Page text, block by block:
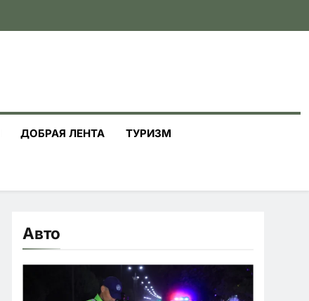
ДОБРАЯ ЛЕНТА ТУРИЗМ
Авто